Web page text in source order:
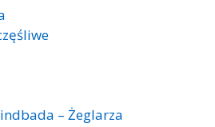
– Żeglarza